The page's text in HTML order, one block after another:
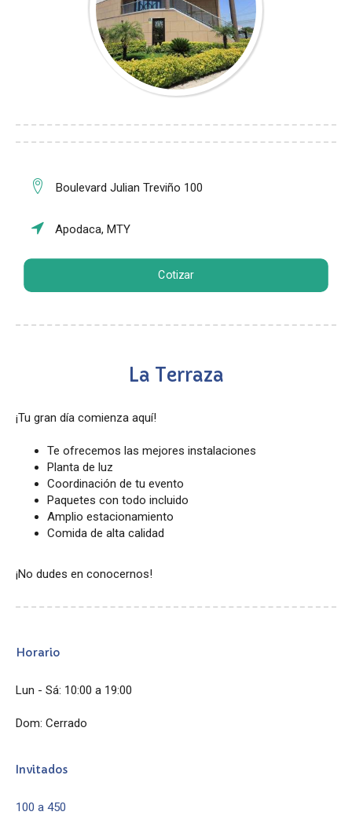
Boulevard Julian Treviño 100
Apodaca, MTY
Cotizar
La Terraza
¡Tu gran día comienza aquí!
Te ofrecemos las mejores instalaciones
Planta de luz
Coordinación de tu evento
Paquetes con todo incluido
Amplio estacionamiento
Comida de alta calidad
¡No dudes en conocernos!
Horario
Lun - Sá: 10:00 a 19:00
Dom: Cerrado
Invitados
100 a 450